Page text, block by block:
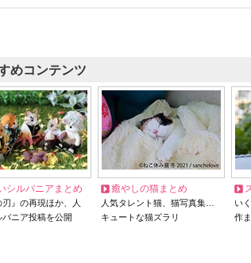
めコンテンツ
シルバニアまとめ
刃』の再現ほか、人
バニア投稿を公開
癒やしの猫まとめ
人気タレント猫、猫写真集…
キュートな猫ズラリ
い
作